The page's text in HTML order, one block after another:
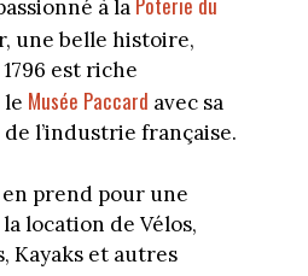
à la
une belle histoire,
est riche
le Musée Paccard avec sa
l’industrie française.
en prend pour une
location de Vélos,
Kayaks et autres